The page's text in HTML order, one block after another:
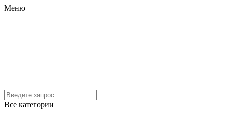
Меню
Все категории